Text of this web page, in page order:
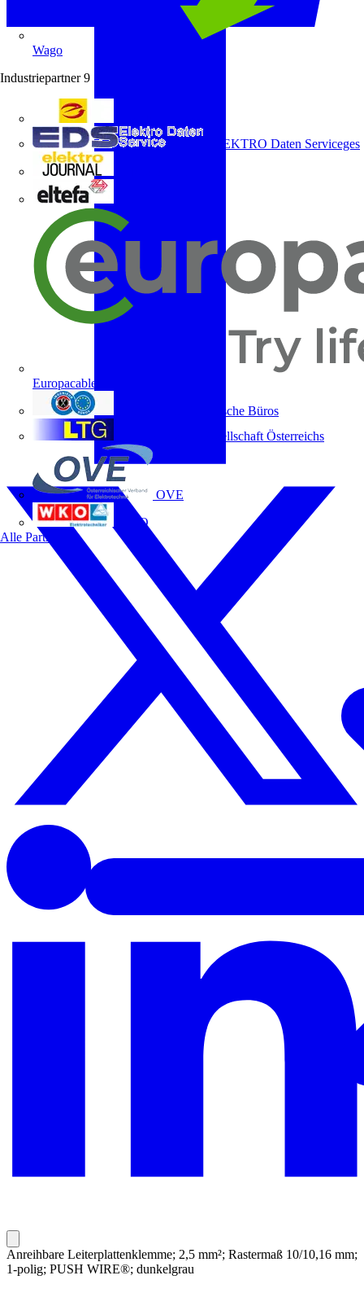
Wago
Industriepartner 9
ELEKTRO Daten Serviceges
Europacable
Fachverband Technische Büros
Lichttechnische Gesellschaft Österreichs
OVE
WKO
Alle Partner
Anreihbare Leiterplattenklemme; 2,5 mm²; Rastermaß 10/10,16 mm;
1-polig; PUSH WIRE®; dunkelgrau